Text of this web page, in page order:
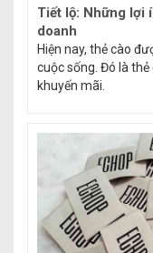
Tiết lộ: Những lợi
doanh
Hiện nay, thẻ cào
cuộc sống. Đó là
khuyến mãi.